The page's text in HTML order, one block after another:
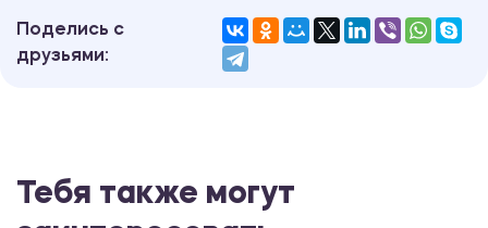
Поделись с
друзьями:
Тебя также могут